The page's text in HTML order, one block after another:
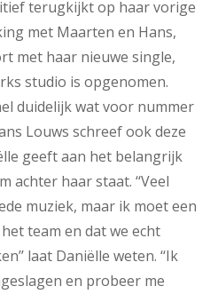
terugkijkt op haar vorige
met Maarten en Hans,
met haar nieuwe single,
studio is opgenomen.
duidelijk wat voor nummer
Louws schreef ook deze
geeft aan het belangrijk
achter haar staat. ‘‘Veel
muziek, maar ik moet een
team en dat we echt
laat Daniëlle weten. ‘‘Ik
en probeer me